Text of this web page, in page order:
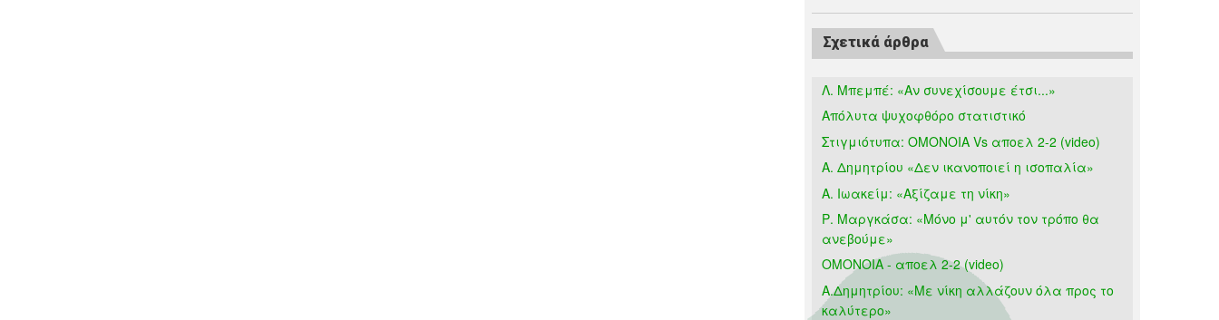
Σχετικά άρθρα
Λ. Μπεμπέ: «Αν συνεχίσουμε έτσι...»
Απόλυτα ψυχοφθόρο στατιστικό
Στιγμιότυπα: ΟΜΟΝΟΙΑ Vs αποελ 2-2 (video)
Α. Δημητρίου «Δεν ικανοποιεί η ισοπαλία»
Α. Ιωακείμ: «Αξίζαμε τη νίκη»
Ρ. Μαργκάσα: «Μόνο μ' αυτόν τον τρόπο θα
ανεβούμε»
OMONOIA - αποελ 2-2 (video)
Α.Δημητρίου: «Με νίκη αλλάζουν όλα προς το
καλύτερο»